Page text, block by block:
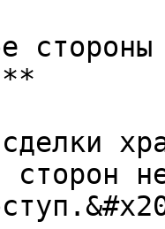
стороны
сторон